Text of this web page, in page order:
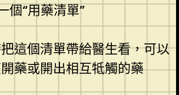
個“用藥清單”
這個清單帶給醫生看，可以
藥或開出相互牴觸的藥